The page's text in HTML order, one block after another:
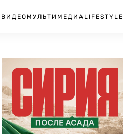
ВИДЕО МУЛЬТИМЕДИА LIFESTYLE